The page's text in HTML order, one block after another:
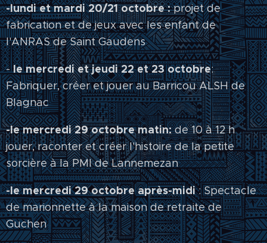
-lundi et mardi 20/21 octobre :projet de
fabrication et de jeux avec les enfant de
l'ANRAS de Saint Gaudens
-le mercredi et jeudi 22 et 23 octobre:
Fabriquer, créer et jouer au Barricou ALSH de
Blagnac
-le mercredi 29 octobre matin:de 10 à 12 h
jouer, raconter et créer l'histoire de la petite
sorcière à la PMI de Lannemezan
-le mercredi 29 octobre après-midi: Spectacle
de marionnette à la maison de retraite de
Guchen